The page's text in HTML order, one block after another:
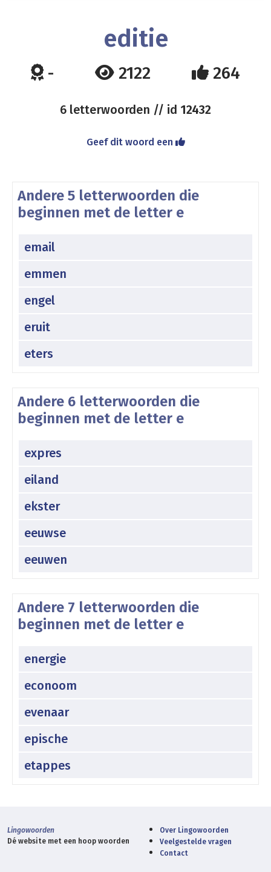
editie
- 2122 264
6 letterwoorden // id 12432
Geef dit woord een
Andere 5 letterwoorden die
beginnen met de letter e
email
emmen
engel
eruit
eters
Andere 6 letterwoorden die
beginnen met de letter e
expres
eiland
ekster
eeuwse
eeuwen
Andere 7 letterwoorden die
beginnen met de letter e
energie
econoom
evenaar
epische
etappes
Lingowoorden
Dé website met een hoop woorden
Over Lingowoorden
Veelgestelde vragen
Contact